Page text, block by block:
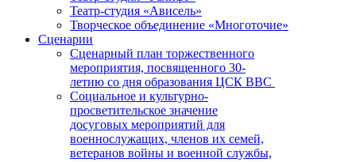
Театр-студия «Ависель»
Творческое объединение «Многоточие»
Сценарии
Сценарный план торжественного
мероприятия, посвященного 30-
летию со дня образования ЦСК ВВС
Социальное и культурно-
просветительское значение
досуговых мероприятий для
военнослужащих, членов их семей,
ветеранов войны и военной службы,